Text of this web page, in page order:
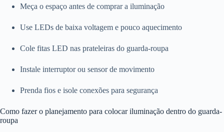
Meça o espaço antes de comprar a iluminação
Use LEDs de baixa voltagem e pouco aquecimento
Cole fitas LED nas prateleiras do guarda-roupa
Instale interruptor ou sensor de movimento
Prenda fios e isole conexões para segurança
Como fazer o planejamento para colocar iluminação dentro do guarda-
roupa